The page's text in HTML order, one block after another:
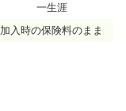
一生涯
加入時の保険料のまま